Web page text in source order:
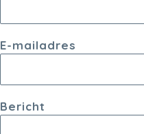
E-mailadres
Bericht